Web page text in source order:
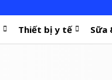
Thiết bị y tế Sữa